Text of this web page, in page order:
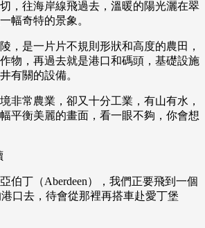
，往海岸線飛過去，溫暖的陽光灑在翠
幅奇特的景象。
，是一片片不規則形狀和高度的農田，
物，再過去就是港口和碼頭，基礎設施
有關的設備。
非常農業，卻又十分工業，有山有水，
平衡美麗的畫面，看一眼不夠，你會想
伯丁（Aberdeen），我們正要飛到一個
口去，待會從那裡再搭車赴愛丁堡